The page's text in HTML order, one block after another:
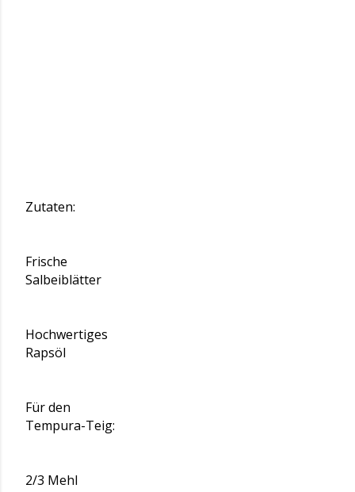
Zutaten:
Frische
Salbeiblätter
Hochwertiges
Rapsöl
Für den
Tempura-Teig:
2/3 Mehl